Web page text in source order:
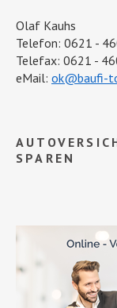
Olaf Kauhs
Telefon: 0621 -
Telefax: 0621 -
eMail: ok@baufi-
SPAREN